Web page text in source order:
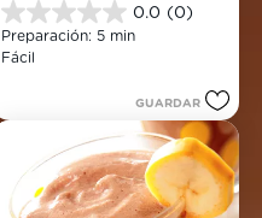
0.0 (0)
0.0
de
5
Preparación: 5 min
Fácil
GUARDAR